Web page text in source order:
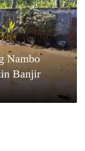
Nambo
Banjir